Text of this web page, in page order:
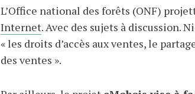
L’Office national des forêts (ONF)
Internet. Avec des sujets à discussion.
« les droits d’accès aux ventes, le
des ventes ».